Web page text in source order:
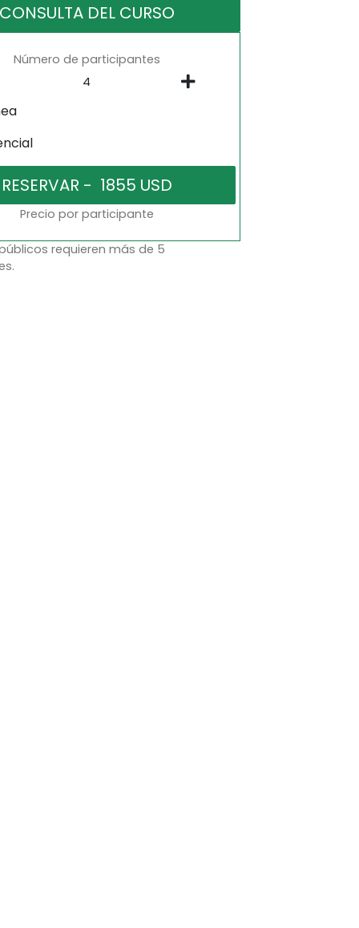
DEL CURSO
Número de participantes
Precio por participante
requieren más de 5